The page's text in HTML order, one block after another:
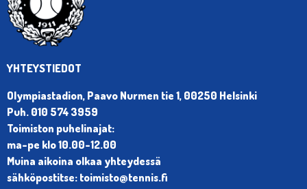
YHTEYSTIEDOT
Olympiastadion, Paavo Nurmen tie 1, 00250 Helsinki
Puh. 010 574 3959
Toimiston puhelinajat:
ma-pe klo 10.00-12.00
Muina aikoina olkaa yhteydessä
sähköpostitse: toimisto@tennis.fi